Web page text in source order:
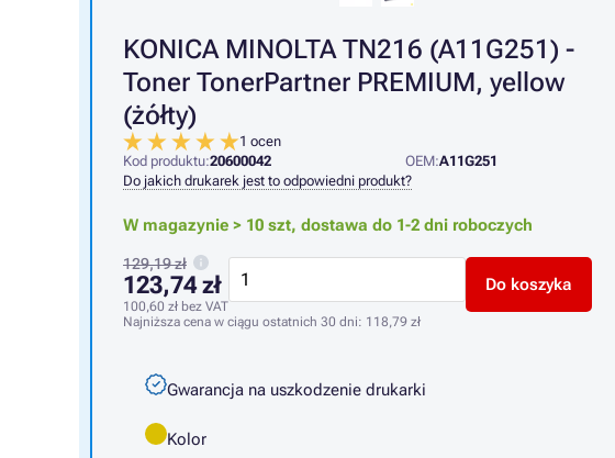
KONICA MINOLTA TN216 (A11G251) -
Toner TonerPartner PREMIUM, yellow
(żółty)
1 ocen
Kod produktu:20600042 OEM:A11G251
Do jakich drukarek jest to odpowiedni produkt?
W magazynie > 10 szt, dostawa do 1-2 dni roboczych
129,19 zł
123,74 zł
100,60 zł bez VAT
Do koszyka
Najniższa cena w ciągu ostatnich 30 dni: 118,79 zł
Gwarancja na uszkodzenie drukarki
Kolor